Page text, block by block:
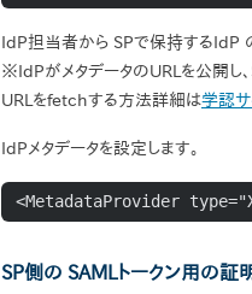
IdP担当者から SPで保持するIdP
※IdPがメタデータのURLを公開し
URLをfetchする方法詳細は学認サ
IdPメタデータを設定します。
<MetadataProvider
SP側の SAMLトークン用の証